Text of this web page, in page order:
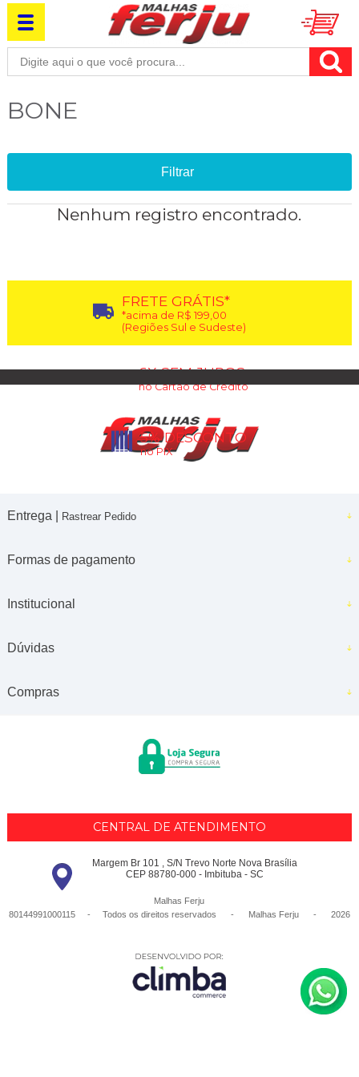
BONE
Filtrar
Nenhum registro encontrado.
FRETE GRÁTIS*
*acima de R$ 199,00
(Regiões Sul e Sudeste)
6X SEM JUROS
no Cartão de Crédito
5% DESCONTO
no PIX
Entrega | Rastrear Pedido
Formas de pagamento
Institucional
Dúvidas
Compras
CENTRAL DE ATENDIMENTO
Margem Br 101 , S/N Trevo Norte Nova Brasília
CEP 88780-000 - Imbituba - SC
Malhas Ferju
80144991000115 - Todos os direitos reservados
- Malhas Ferju - 2026